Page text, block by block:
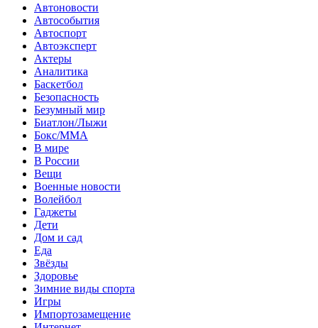
Автоновости
Автособытия
Автоспорт
Автоэксперт
Актеры
Аналитика
Баскетбол
Безопасность
Безумный мир
Биатлон/Лыжи
Бокс/MMA
В мире
В России
Вещи
Военные новости
Волейбол
Гаджеты
Дети
Дом и сад
Еда
Звёзды
Здоровье
Зимние виды спорта
Игры
Импортозамещение